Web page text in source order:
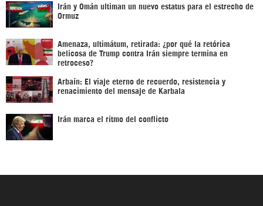
Irán y Omán ultiman un nuevo estatus para el estrecho de
Ormuz
Amenaza, ultimátum, retirada: ¿por qué la retórica
belicosa de Trump contra Irán siempre termina en
retroceso?
Arbaín: El viaje eterno de recuerdo, resistencia y
renacimiento del mensaje de Karbala
Irán marca el ritmo del conflicto